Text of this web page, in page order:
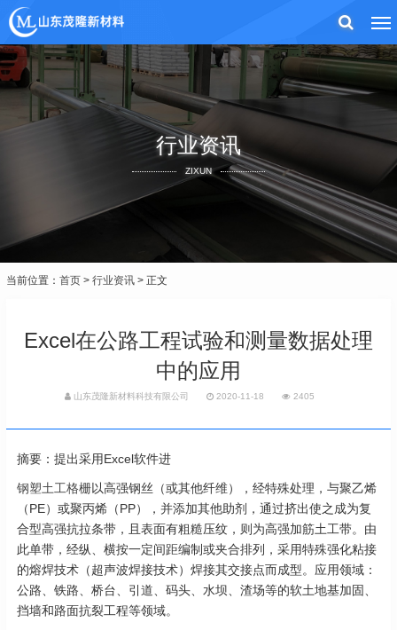
行业资讯
ZIXUN
当前位置： 首页 > 行业资讯 > 正文
Excel在公路工程试验和测量数据处理
中的应用
山东茂隆新材料科技有限公司 2020-11-18 2405
摘要：提出采用Excel软件进
钢塑土工格栅以高强钢丝（或其他纤维），经特殊处理，与聚乙烯
（PE）或聚丙烯（PP），并添加其他助剂，通过挤出使之成为复
合型高强抗拉条带，且表面有粗糙压纹，则为高强加筋土工带。由
此单带，经纵、横按一定间距编制或夹合排列，采用特殊强化粘接
的熔焊技术（超声波焊接技术）焊接其交接点而成型。应用领域：
公路、铁路、桥台、引道、码头、水坝、渣场等的软土地基加固、
挡墙和路面抗裂工程等领域。